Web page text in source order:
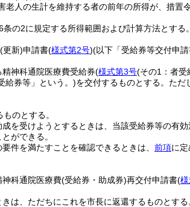
老人の生計を維持する者の前年の所得が、措置
の2に規定する所得範囲および計算方法とする。
(更新)申請書(様式第2号)(以下「受給券等交付申
神科通院医療費受給券(様式第3号(その1：者受
給券等」という。)を交付するものとする。 ただ
のとする。
を受けようとするときは、当該受給券等の有
ができる。
件を満たすことを確認できるときは、 前項に
科通院医療費(受給券・助成券)再交付申請書(
は、ただちにこれを市長に返還するものとする